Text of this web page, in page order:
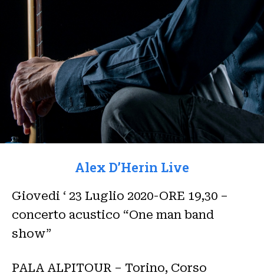
Alex D’Herin Live
Giovedi ‘ 23 Luglio 2020-ORE 19,30 –
concerto acustico “One man band
show”
PALA ALPITOUR – Torino, Corso